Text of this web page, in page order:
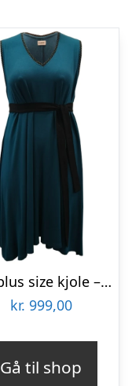
Løs plus size kjole – Moon Soft Petrol
kr. 999,00
Gå til shop